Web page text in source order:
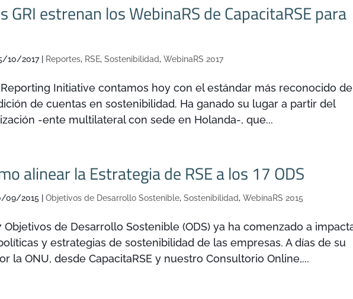
GRI estrenan los WebinaRS de CapacitaRSE para
10/2017| Reportes, RSE,Sostenibilidad,WebinaRS 2017
Initiative contamos hoy con el estándar más reconocido
de cuentas en sostenibilidad. Ha ganado su lugar a partir del
-ente multilateral con sede en Holanda-, que...
alinear la Estrategia de RSE a los 17 ODS
09/2015 |Objetivos de Desarrollo Sostenible,Sostenibilidad,WebinaRS 2015
Objetivos de Desarrollo Sostenible (ODS) ya ha comenzado a
y estrategias de sostenibilidad de las empresas. A días de su
la ONU, desde CapacitaRSE y nuestro Consultorio Online,...